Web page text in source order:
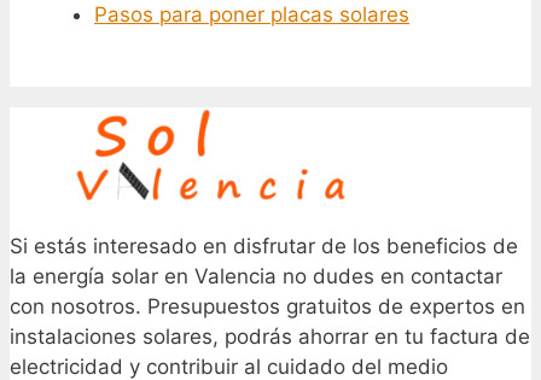
Pasos para poner placas solares
Si estás interesado en disfrutar de los beneficios de
la energía solar en Valencia no dudes en contactar
con nosotros. Presupuestos gratuitos de expertos en
instalaciones solares, podrás ahorrar en tu factura de
electricidad y contribuir al cuidado del medio